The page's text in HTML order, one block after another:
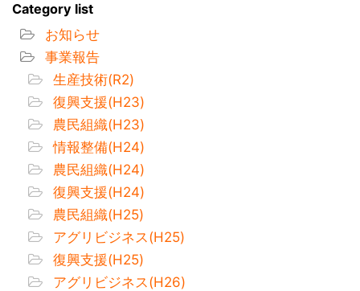
Category list
お知らせ
事業報告
生産技術(R2)
復興支援(H23)
農民組織(H23)
情報整備(H24)
農民組織(H24)
復興支援(H24)
農民組織(H25)
アグリビジネス(H25)
復興支援(H25)
アグリビジネス(H26)